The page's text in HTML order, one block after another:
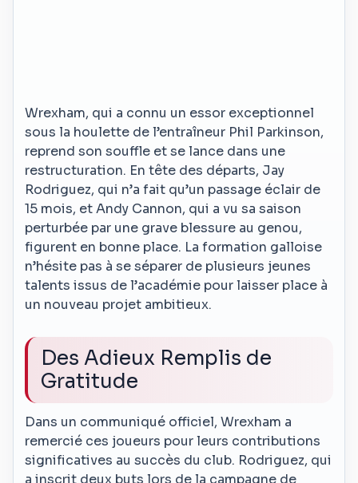
Wrexham, qui a connu un essor exceptionnel
sous la houlette de l’entraîneur Phil Parkinson,
reprend son souffle et se lance dans une
restructuration. En tête des départs, Jay
Rodriguez, qui n’a fait qu’un passage éclair de
15 mois, et Andy Cannon, qui a vu sa saison
perturbée par une grave blessure au genou,
figurent en bonne place. La formation galloise
n’hésite pas à se séparer de plusieurs jeunes
talents issus de l’académie pour laisser place à
un nouveau projet ambitieux.
Des Adieux Remplis de
Gratitude
Dans un communiqué officiel, Wrexham a
remercié ces joueurs pour leurs contributions
significatives au succès du club. Rodriguez, qui
a inscrit deux buts lors de la campagne de